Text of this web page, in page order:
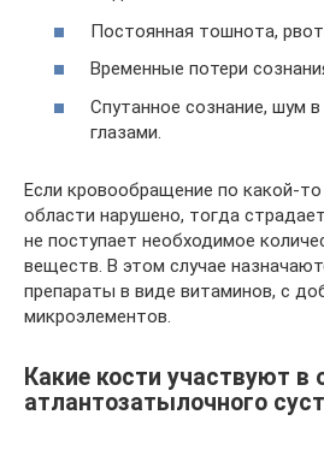
Постоянная тошнота,
Временные потери
Спутанное сознание, шум
глазами.
Если кровообращение по какой-то
области нарушено, тогда
не поступает необходимое
веществ. В этом случае
препараты в виде витаминов, с
микроэлементов.
Какие кости участвуют в
атлантозатылочного